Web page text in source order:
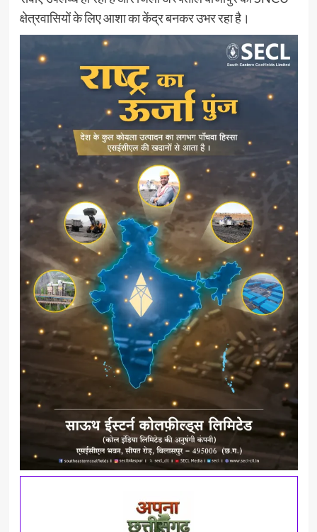
क्षेत्रवासियों के लिए आशा का केंद्र बनकर उभर रहा है।